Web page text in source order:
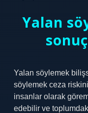
Yalan
Yalan söylemek
söylemek ceza
insanlar olarak
edebilir ve